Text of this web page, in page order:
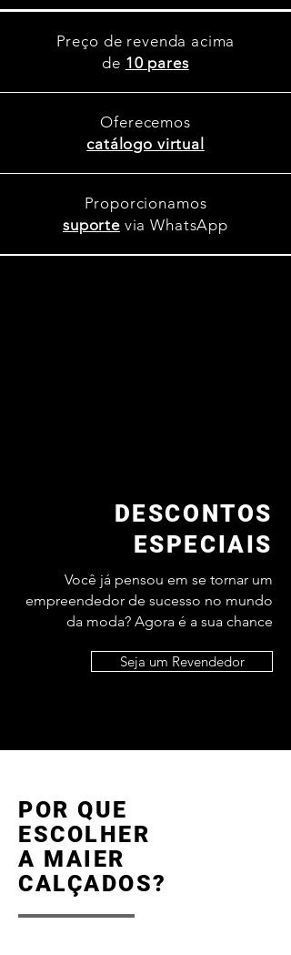
Preço de revenda acima
de 10 pares
Oferecemos
catálogo virtual
Proporcionamos
suportevia WhatsApp
DESCONTOS
ESPECIAIS
Você já pensou em se tornar um
empreendedor de sucesso no mundo
da moda? Agora é a sua chance
Seja um Revendedor
POR QUE
ESCOLHER
A MAIER
CALÇADOS?